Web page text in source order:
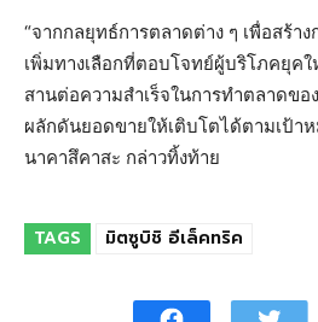
“จากกลยุทธ์การตลาดต่าง ๆ เพื่อสร้า
เพิ่มทางเลือกที่ตอบโจทย์ผู้บริโภคยุค
สานต่อความสำเร็จในการทำตลาดข
ผลักดันยอดขายให้เติบโตได้ตามเป้า
นาคาสึคาสะ กล่าวทิ้งท้าย
TAGS มิตซูบิชิ อีเล็คทริค